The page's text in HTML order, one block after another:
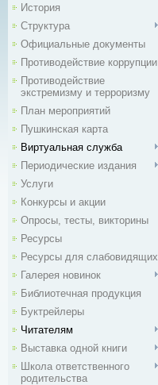
История
Структура
Официальные документы
Противодействие коррупции
Противодействие
экстремизму и терроризму
План мероприятий
Пушкинская карта
Виртуальная служба
Периодические издания
Услуги
Конкурсы и акции
Опросы, тесты, викторины
Ресурсы
Ресурсы для слабовидящих
Галерея новинок
Библиотечная продукция
Буктрейлеры
Читателям
Выставка одной книги
Школа ответственного
родительства